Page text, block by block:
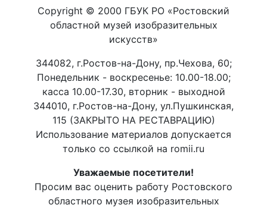
Copyright © 2000 ГБУК РО «Ростовский
областной музей изобразительных
искусств»
344082, г.Ростов-на-Дону, пр.Чехова, 60;
Понедельник - воскресенье: 10.00-18.00;
касса 10.00-17.30, вторник - выходной
344010, г.Ростов-на-Дону, ул.Пушкинская,
115 (ЗАКРЫТО НА РЕСТАВРАЦИЮ)
Использование материалов допускается
только со ссылкой на romii.ru
Уважаемые посетители!
Просим вас оценить работу Ростовского
областного музея изобразительных